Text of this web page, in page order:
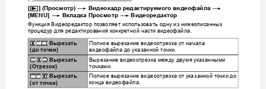
p ] (Просмотр) * Видеокадр редактируемого видеофайла *
[MENU] * Вкладка Просмотр * Видеоредактор
Функция Видеоредактор позволяет использовать одну из нижеописанных
процедур для редактирования конкретной части видеофайла.
Вырезать Полное вырезание видеоотрезка от начала
(до точки) видеофайла до указанной точки.
Вырезать Вырезание видеоотрезка между двумя указанными
(Отрезок) точками
Вырезать Полное вырезание видеоотрезка от указанной точки до
(от точки) конца видеофайла.
}
~
¡